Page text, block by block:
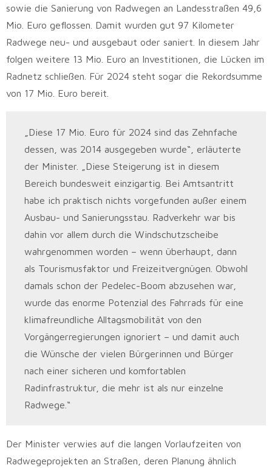
sowie die Sanierung von Radwegen an Landesstraßen 49,6
Mio. Euro geflossen. Damit wurden gut 97 Kilometer
Radwege neu- und ausgebaut oder saniert. In diesem Jahr
folgen weitere 13 Mio. Euro an Investitionen, die Lücken im
Radnetz schließen. Für 2024 steht sogar die Rekordsumme
von 17 Mio. Euro bereit.
„Diese 17 Mio. Euro für 2024 sind das Zehnfache
dessen, was 2014 ausgegeben wurde“, erläuterte
der Minister. „Diese Steigerung ist in diesem
Bereich bundesweit einzigartig. Bei Amtsantritt
habe ich praktisch nichts vorgefunden außer einem
Ausbau- und Sanierungsstau. Radverkehr war bis
dahin vor allem durch die Windschutzscheibe
wahrgenommen worden – wenn überhaupt, dann
als Tourismusfaktor und Freizeitvergnügen. Obwohl
damals schon der Pedelec-Boom abzusehen war,
wurde das enorme Potenzial des Fahrrads für eine
klimafreundliche Alltagsmobilität von den
Vorgängerregierungen ignoriert – und damit auch
die Wünsche der vielen Bürgerinnen und Bürger
nach einer sicheren und komfortablen
Radinfrastruktur, die mehr ist als nur einzelne
Radwege.“
Der Minister verwies auf die langen Vorlaufzeiten von
Radwegeprojekten an Straßen, deren Planung ähnlich